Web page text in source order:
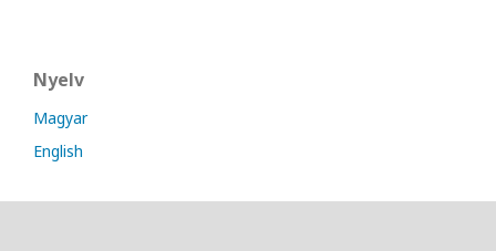
Nyelv
Magyar
English